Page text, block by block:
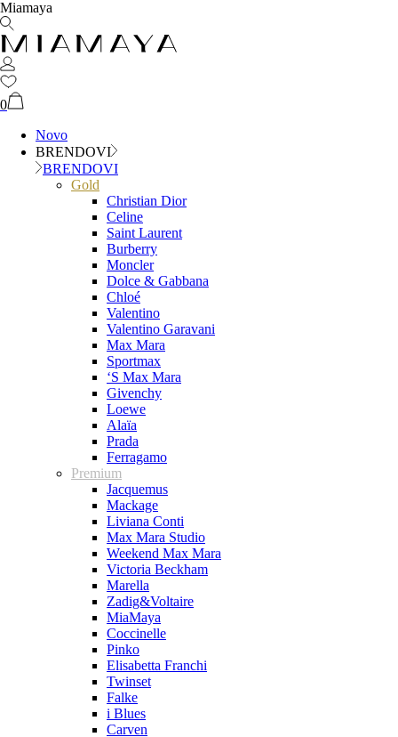
Miamaya
0
Novo
BRENDOVI
BRENDOVI
Gold
Christian Dior
Celine
Saint Laurent
Burberry
Moncler
Dolce & Gabbana
Chloé
Valentino
Valentino Garavani
Max Mara
Sportmax
‘S Max Mara
Givenchy
Loewe
Alaïa
Prada
Ferragamo
Premium
Jacquemus
Mackage
Liviana Conti
Max Mara Studio
Weekend Max Mara
Victoria Beckham
Marella
Zadig&Voltaire
MiaMaya
Coccinelle
Pinko
Elisabetta Franchi
Twinset
Falke
i Blues
Carven